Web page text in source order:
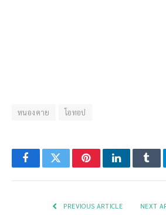
หนองคาย โอทอป
FacebookTwitterPinterestLinkedIn
PREVIOUS ARTICLE NEXT